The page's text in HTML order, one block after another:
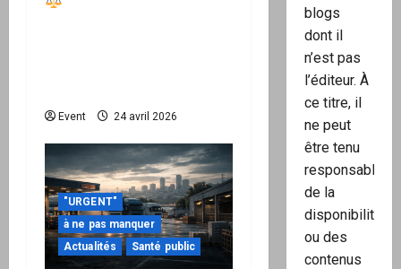
Event 24 avril 2026
"URGENT"
à ne pas manquer
Actualités
Santé public
blogs
dont il
n’est pas
l’éditeur. À
ce titre, il
ne peut
être tenu
responsable
de la
disponibilité
ou des
contenus